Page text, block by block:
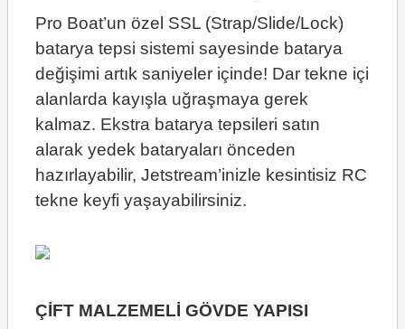
Pro Boat’un özel SSL (Strap/Slide/Lock)
batarya tepsi sistemi sayesinde batarya
değişimi artık saniyeler içinde! Dar tekne içi
alanlarda kayışla uğraşmaya gerek
kalmaz. Ekstra batarya tepsileri satın
alarak yedek bataryaları önceden
hazırlayabilir, Jetstream’inizle kesintisiz RC
tekne keyfi yaşayabilirsiniz.
ÇİFT MALZEMELİ GÖVDE YAPISI